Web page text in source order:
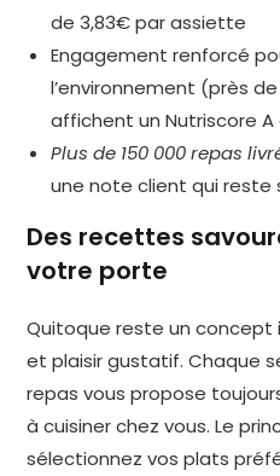
de 3,83€ par assiette
Engagement renforcé
l’environnement (près
affichent un Nutriscore A
Plus de 150 000 repas
une note client qui
Des recettes
votre porte
Quitoque reste un concept
et plaisir gustatif. Chaque
repas vous propose
à cuisiner chez vous. Le
sélectionnez vos plats